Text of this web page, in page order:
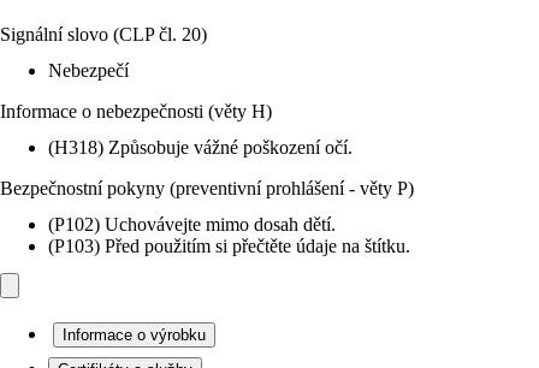
Signální slovo (CLP čl. 20)
Nebezpečí
Informace o nebezpečnosti (věty H)
(H318) Způsobuje vážné poškození očí.
Bezpečnostní pokyny (preventivní prohlášení - věty P)
(P102) Uchovávejte mimo dosah dětí.
(P103) Před použitím si přečtěte údaje na štítku.
Informace o výrobku